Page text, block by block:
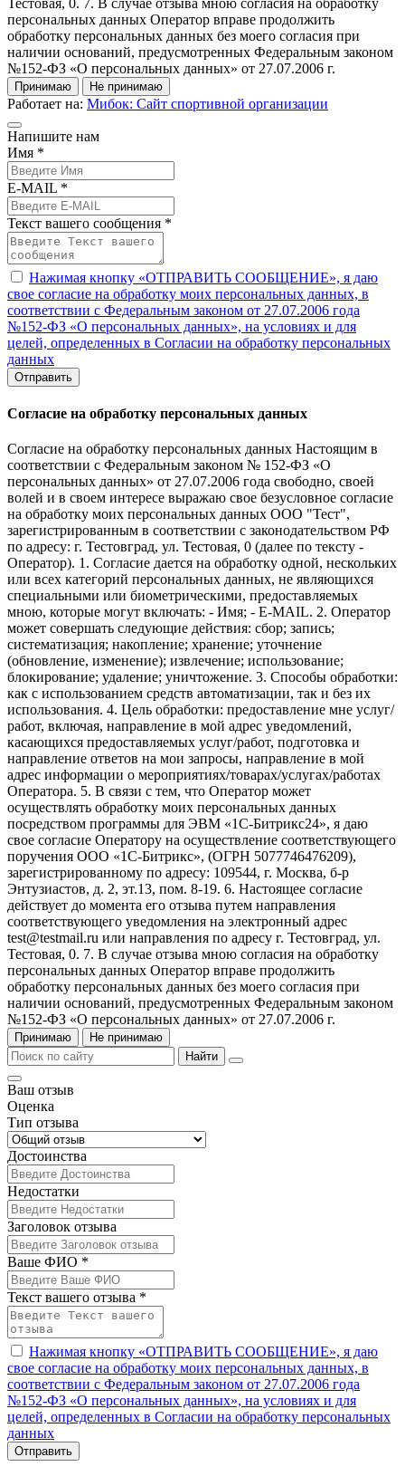
персональных данных Оператор вправе продолжить
обработку персональных данных без моего согласия при
наличии оснований, предусмотренных Федеральным законом
№152-ФЗ «О персональных данных» от 27.07.2006 г.
Принимаю Не принимаю
Работает на: Мибок: Сайт спортивной организации
Напишите нам
Имя *
E-MAIL *
Текст вашего сообщения *
Нажимая кнопку «ОТПРАВИТЬ СООБЩЕНИЕ», я даю
свое согласие на обработку моих персональных данных, в
соответствии с Федеральным законом от 27.07.2006 года
№152-ФЗ «О персональных данных», на условиях и для
целей, определенных в Согласии на обработку персональных
данных
Отправить
Согласие на обработку персональных данных
Согласие на обработку персональных данных Настоящим в
соответствии с Федеральным законом № 152-ФЗ «О
персональных данных» от 27.07.2006 года свободно, своей
волей и в своем интересе выражаю свое безусловное согласие
на обработку моих персональных данных ООО "Тест",
зарегистрированным в соответствии с законодательством РФ
по адресу: г. Тестовград, ул. Тестовая, 0 (далее по тексту -
Оператор). 1. Согласие дается на обработку одной, нескольких
или всех категорий персональных данных, не являющихся
специальными или биометрическими, предоставляемых
мною, которые могут включать: - Имя; - E-MAIL. 2. Оператор
может совершать следующие действия: сбор; запись;
систематизация; накопление; хранение; уточнение
(обновление, изменение); извлечение; использование;
блокирование; удаление; уничтожение. 3. Способы обработки:
как с использованием средств автоматизации, так и без их
использования. 4. Цель обработки: предоставление мне услуг/
работ, включая, направление в мой адрес уведомлений,
касающихся предоставляемых услуг/работ, подготовка и
направление ответов на мои запросы, направление в мой
адрес информации о мероприятиях/товарах/услугах/работах
Оператора. 5. В связи с тем, что Оператор может
осуществлять обработку моих персональных данных
посредством программы для ЭВМ «1С-Битрикс24», я даю
свое согласие Оператору на осуществление соответствующего
поручения ООО «1С-Битрикс», (ОГРН 5077746476209),
зарегистрированному по адресу: 109544, г. Москва, б-р
Энтузиастов, д. 2, эт.13, пом. 8-19. 6. Настоящее согласие
действует до момента его отзыва путем направления
соответствующего уведомления на электронный адрес
test@testmail.ru или направления по адресу г. Тестовград, ул.
Тестовая, 0. 7. В случае отзыва мною согласия на обработку
персональных данных Оператор вправе продолжить
обработку персональных данных без моего согласия при
наличии оснований, предусмотренных Федеральным законом
№152-ФЗ «О персональных данных» от 27.07.2006 г.
Принимаю
Не принимаю
Найти
Ваш отзыв
Оценка
Тип отзыва
Достоинства
Недостатки
Заголовок отзыва
Ваше ФИО *
Текст вашего отзыва *
Нажимая кнопку «ОТПРАВИТЬ СООБЩЕНИЕ», я даю
свое согласие на обработку моих персональных данных, в
соответствии с Федеральным законом от 27.07.2006 года
№152-ФЗ «О персональных данных», на условиях и для
целей, определенных в Согласии на обработку персональных
данных
Отправить